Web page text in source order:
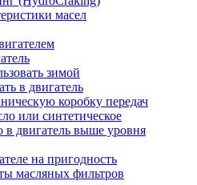
масел
зимой
в двигатель
коробку передач
или синтетическое
в двигатель выше уровня
на пригодность
масляных фильтров